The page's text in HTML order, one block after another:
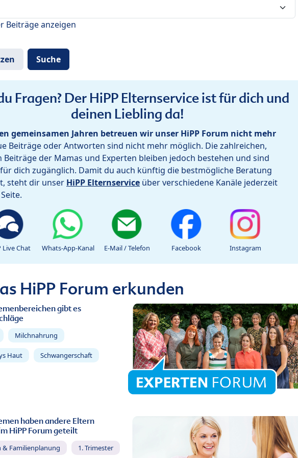
Beiträge anzeigen
Fragen? Der HiPP Elternservice ist für dich und
deinen Liebling da!
gemeinsamen Jahren betreuen wir unser HiPP Forum nicht mehr
Beiträge oder Antworten sind nicht mehr möglich. Die zahlreichen,
Beiträge der Mamas und Experten bleiben jedoch bestehen und sind
dich zugänglich. Damit du auch künftig die bestmögliche Beratung
steht dir unser HiPP Elternservice über verschiedene Kanäle jederzeit
Live Chat Whats-App-Kanal E-Mail / Telefon Facebook Instagram
HiPP Forum erkunden
gibt es
Milchnahrung
Haut Schwangerschaft
haben andere Eltern
HiPP Forum geteilt
& Familienplanung 1. Trimester